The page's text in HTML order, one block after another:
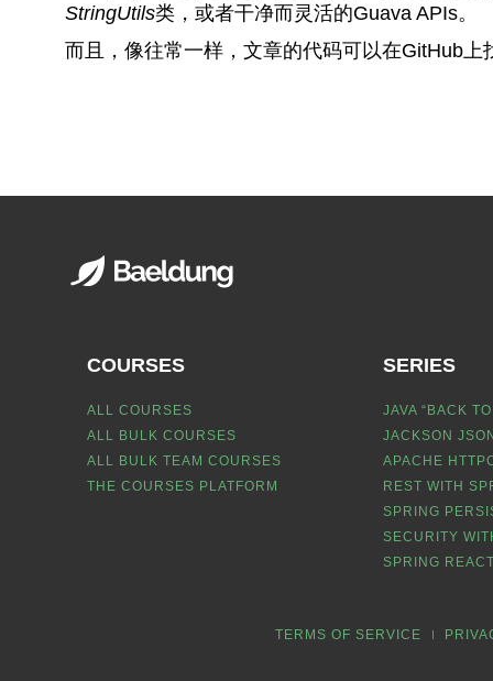
StringUtils类，或者干净而灵活的Guava APIs。
而且，像往常一样，文章的代码可以在GitHub上
COURSES
ALL COURSES
ALL BULK COURSES
ALL BULK TEAM COURSES
THE COURSES PLATFORM
SERIES
JAVA “BACK
JACKSON
APACHE
REST WITH
SPRING
SECURITY
SPRING
TERMS OF SERVICE